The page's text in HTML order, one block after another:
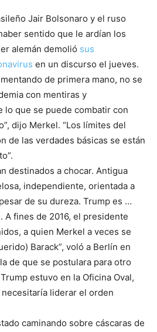
Jair Bolsonaro y el ruso
sentido que le ardían los
alemán demolió sus
en un discurso el jueves.
de primera mano, no se
con mentiras y
lo que se puede combatir con
dijo Merkel. “Los límites del
de las verdades básicas se están
destinados a chocar. Antigua
independiente, orientada a
de su dureza. Trump es …
A fines de 2016, el presidente
a quien Merkel a veces se
Barack”, voló a Berlín en
de que se postulara para otro
estuvo en la Oficina Oval,
liderar el orden
caminando sobre cáscaras de